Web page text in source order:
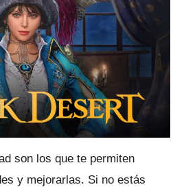
son los que te permiten
y mejorarlas. Si no estás